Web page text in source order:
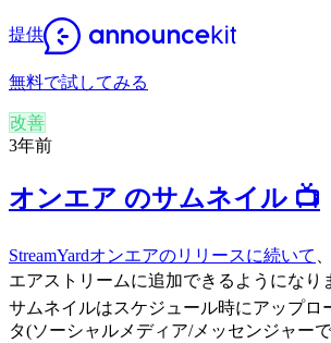
提供
無料で試してみる
改善
3年前
オンエア のサムネイル 📺
StreamYardオンエアのリリースに続いて
エアストリームに追加できるようになり
サムネイルはスケジュール時にアップロ
タ(ソーシャルメディア/メッセンジャー